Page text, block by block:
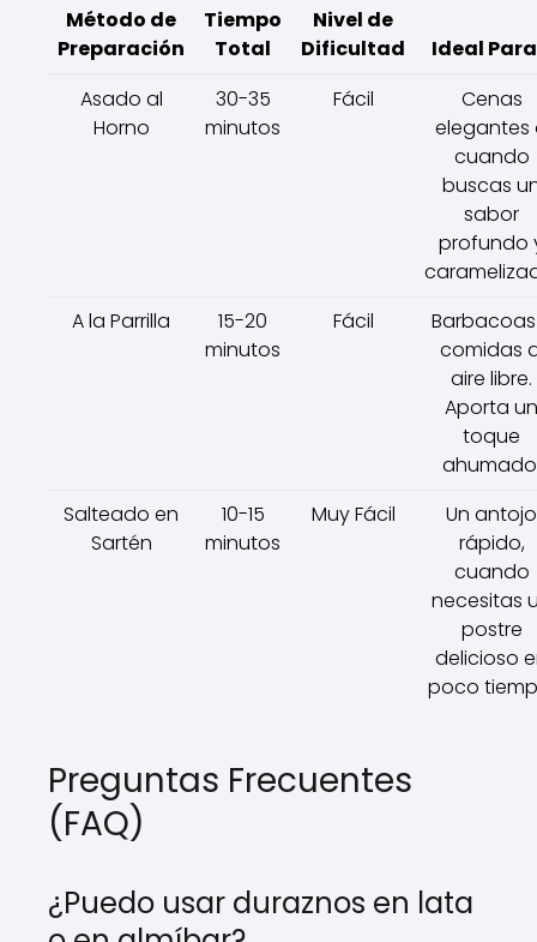
Método de
Preparación
Tiempo
Total
Nivel de
Dificultad
Ideal
Asado al
Horno
30-35
minutos
Fácil
Cenas
elegantes
cuando
buscas
sabor
profundo
A la Parrilla
15-20
minutos
Fácil
comidas
aire libre.
Aporta un
toque
Salteado en
Sartén
10-15
minutos
Muy Fácil
Un antojo
rápido,
cuando
necesitas
postre
delicioso
poco
Preguntas Frecuentes
(FAQ)
¿Puedo usar duraznos en lata